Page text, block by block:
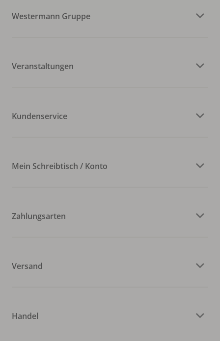
Westermann Gruppe
Veranstaltungen
Kundenservice
Mein Schreibtisch / Konto
Zahlungsarten
Versand
Handel